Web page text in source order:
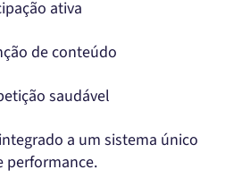
ativa
de conteúdo
saudável
a um sistema único
performance.